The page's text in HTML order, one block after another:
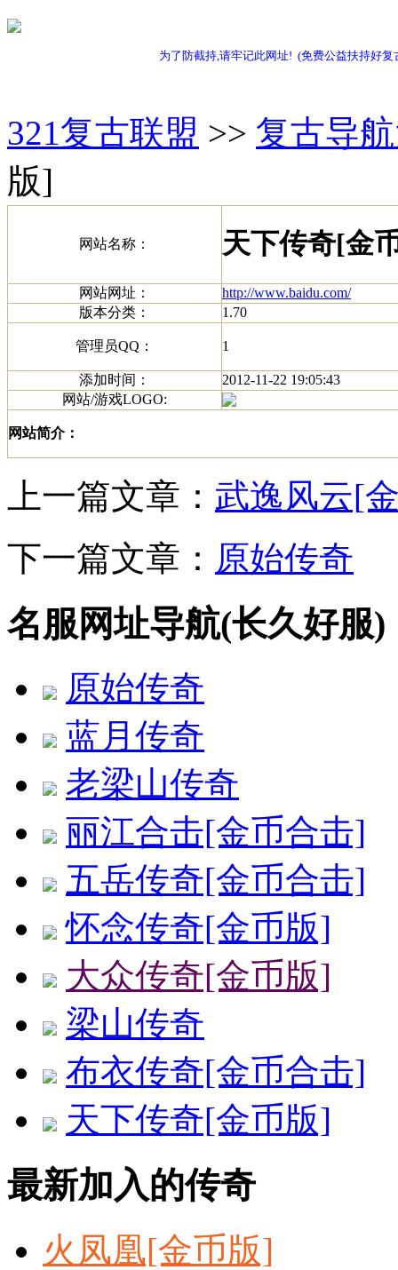
为了防截持,请牢记此网址! (免费公益扶持好复
321复古联盟 >> 复古导
版]
网站名称： 天下传奇[金
网站网址：
http://www.baidu.com/
版本分类：
1.70
管理员QQ： 1
添加时间：
2012-11-22 19:05:43
网站/游戏LOGO:
网站简介：
上一篇文章： 武逸风云[
下一篇文章： 原始传奇
名服网址导航(长久好服)
原始传奇
蓝月传奇
老梁山传奇
丽江合击[金币合击]
五岳传奇[金币合击]
怀念传奇[金币版]
大众传奇[金币版]
梁山传奇
布衣传奇[金币合击]
天下传奇[金币版]
最新加入的传奇
火凤凰[金币版]